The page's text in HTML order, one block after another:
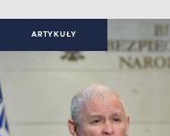
ARTYKUŁY